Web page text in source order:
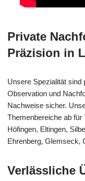
Private
Präzision in
Unsere Spezialität sind
Observation und
Nachweise sicher.
Themenbereiche ab für
Höfingen, Eltingen,
Ehrenberg, Glemseck,
Verlässliche